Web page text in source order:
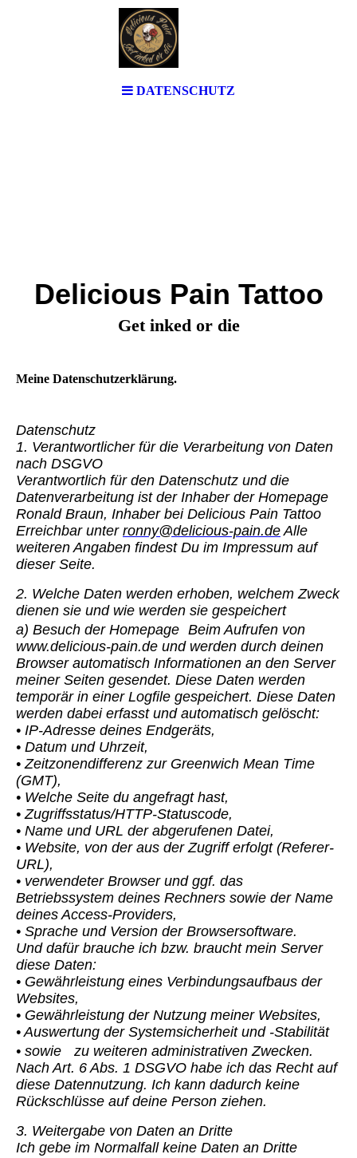
DATENSCHUTZ
Delicious Pain Tattoo
Get inked or die
Meine Datenschutzerklärung.
Datenschutz
1. Verantwortlicher für die Verarbeitung von Daten
nach DSGVO
Verantwortlich für den Datenschutz und die
Datenverarbeitung ist der Inhaber der Homepage
Ronald Braun, Inhaber bei Delicious Pain Tattoo
Erreichbar unter ronny@delicious-pain.deAlle
weiteren Angaben findest Du im Impressum auf
dieser Seite.
2. Welche Daten werden erhoben, welchem Zweck
dienen sie und wie werden sie gespeichert
a) Besuch der Homepage Beim Aufrufen von
www.delicious-pain.de und werden durch deinen
Browser automatisch Informationen an den Server
meiner Seiten gesendet. Diese Daten werden
temporär in einer Logfile gespeichert. Diese Daten
werden dabei erfasst und automatisch gelöscht:
• IP-Adresse deines Endgeräts,
• Datum und Uhrzeit,
• Zeitzonendifferenz zur Greenwich Mean Time
(GMT),
• Welche Seite du angefragt hast,
• Zugriffsstatus/HTTP-Statuscode,
• Name und URL der abgerufenen Datei,
• Website, von der aus der Zugriff erfolgt (Referer-
URL),
• verwendeter Browser und ggf. das
Betriebssystem deines Rechners sowie der Name
deines Access-Providers,
• Sprache und Version der Browsersoftware.
Und dafür brauche ich bzw. braucht mein Server
diese Daten:
• Gewährleistung eines Verbindungsaufbaus der
Websites,
• Gewährleistung der Nutzung meiner Websites,
• Auswertung der Systemsicherheit und -Stabilität
• sowie zu weiteren administrativen Zwecken.
Nach Art. 6 Abs. 1 DSGVO habe ich das Recht auf
diese Datennutzung. Ich kann dadurch keine
Rückschlüsse auf deine Person ziehen.
3. Weitergabe von Daten an Dritte
Ich gebe im Normalfall keine Daten an Dritte